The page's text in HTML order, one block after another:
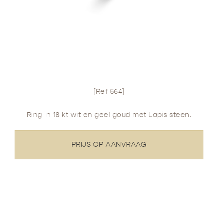
[Ref 564]
Ring in 18 kt wit en geel goud met Lapis steen.
PRIJS OP AANVRAAG